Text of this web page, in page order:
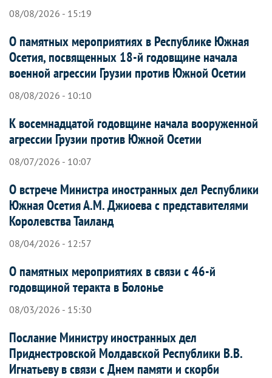
08/08/2026 - 15:19
О памятных мероприятиях в Республике Южная
Осетия, посвященных 18-й годовщине начала
военной агрессии Грузии против Южной Осетии
08/08/2026 - 10:10
К восемнадцатой годовщине начала вооруженной
агрессии Грузии против Южной Осетии
08/07/2026 - 10:07
О встрече Министра иностранных дел Республики
Южная Осетия А.М. Джиоева с представителями
Королевства Таиланд
08/04/2026 - 12:57
О памятных мероприятиях в связи с 46-й
годовщиной теракта в Болонье
08/03/2026 - 15:30
Послание Министру иностранных дел
Приднестровской Молдавской Республики В.В.
Игнатьеву в связи с Днем памяти и скорби